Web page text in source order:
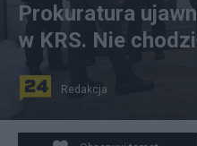
na zdjęciu:
Prokuratura
w KRS. Nie
Redakcja